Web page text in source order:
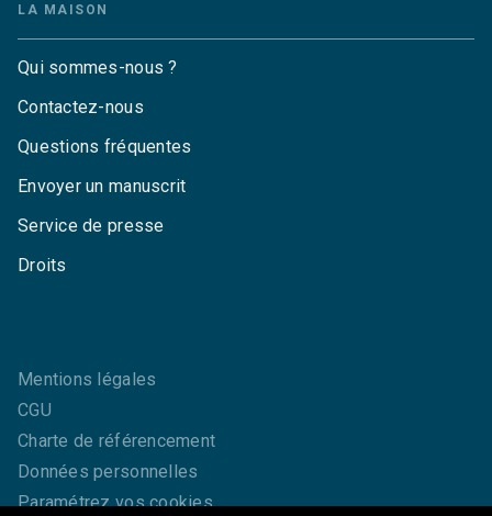
LA MAISON
Qui sommes-nous ?
Contactez-nous
Questions fréquentes
Envoyer un manuscrit
Service de presse
Droits
Mentions légales
CGU
Charte de référencement
Données personnelles
Paramétrez vos cookies